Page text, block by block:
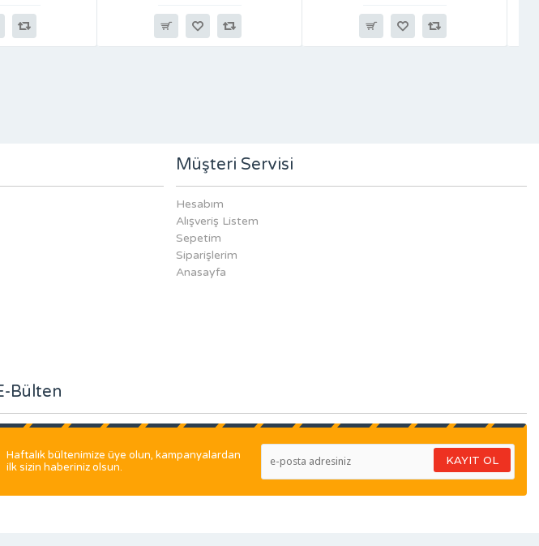
Müşteri Servisi
Hesabım
Alışveriş Listem
Sepetim
Siparişlerim
Anasayfa
Bülten
Haftalık bültenimize üye olun, kampanyalardan
ilk sizin haberiniz olsun.
KAYIT OL